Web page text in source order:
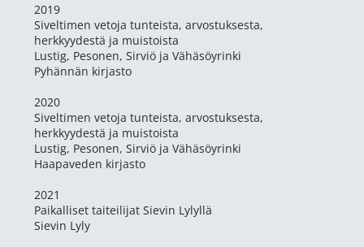
2019
Siveltimen vetoja tunteista, arvostuksesta,
herkkyydestä ja muistoista
Lustig, Pesonen, Sirviö ja Vähäsöyrinki
Pyhännän kirjasto
2020
Siveltimen vetoja tunteista, arvostuksesta,
herkkyydestä ja muistoista
Lustig, Pesonen, Sirviö ja Vähäsöyrinki
Haapaveden kirjasto
2021
Paikalliset taiteilijat Sievin Lylyllä
Sievin Lyly